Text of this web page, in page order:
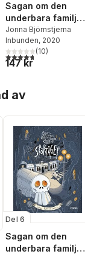
antal röster:
Sagan om den
underbara
Kanin och
rymdskeppet
Jonna Björnstjerna
Inbunden, 2020
4,7utav 5 stjärnor.
(10)
147 kr
av
Del 6
Sagan om den
underbara